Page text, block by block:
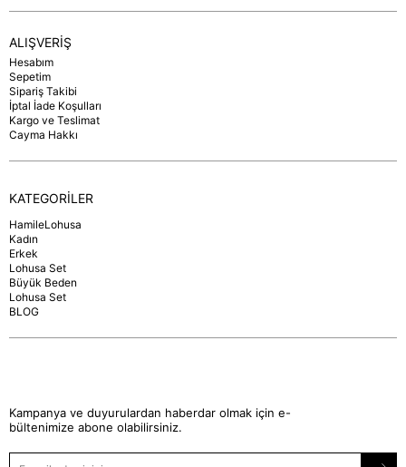
ALIŞVERİŞ
Hesabım
Sepetim
Sipariş Takibi
İptal İade Koşulları
Kargo ve Teslimat
Cayma Hakkı
KATEGORİLER
HamileLohusa
Kadın
Erkek
Lohusa Set
Büyük Beden
Lohusa Set
BLOG
Kampanya ve duyurulardan haberdar olmak için e-
bültenimize abone olabilirsiniz.